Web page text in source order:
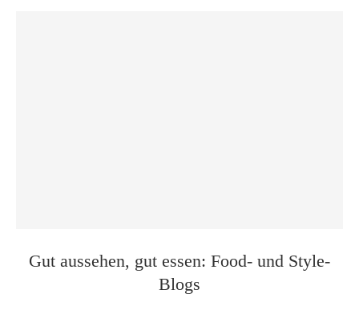
Gut aussehen, gut essen: Food- und Style-
Blogs